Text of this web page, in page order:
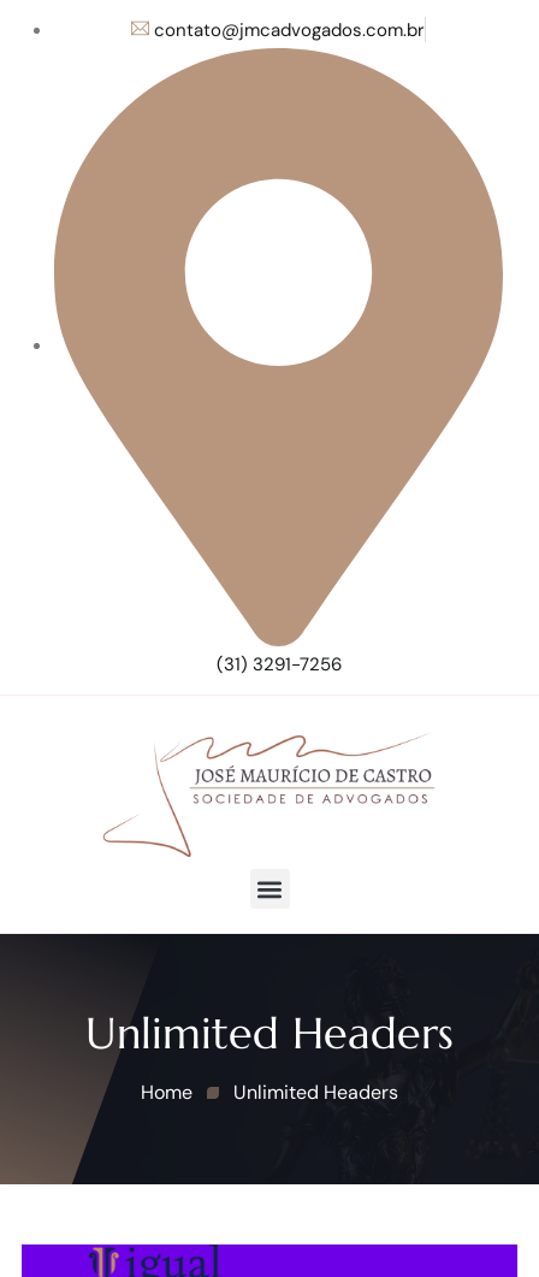
contato@jmcadvogados.com.br
(31) 3291-7256
Unlimited Headers
Home Unlimited Headers